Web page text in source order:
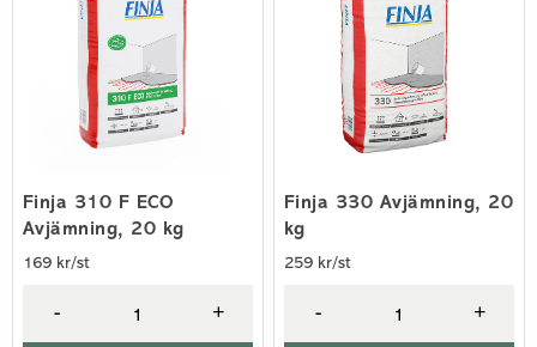
Finja 310 F ECO
Avjämning, 20 kg
169 kr/st
- +
Finja 330 Avjämning, 20
kg
259 kr/st
- +